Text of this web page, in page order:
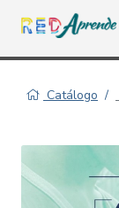
Catálogo